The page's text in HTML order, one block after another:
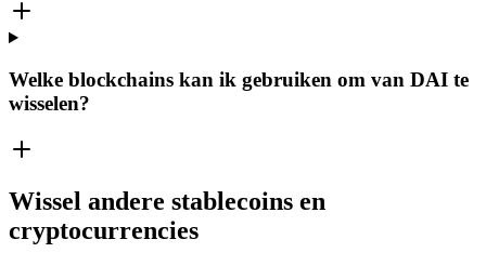
Welke blockchains kan ik gebruiken om van DAI te
wisselen?
Wissel andere stablecoins en
cryptocurrencies